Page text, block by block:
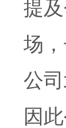
提
场
公
因